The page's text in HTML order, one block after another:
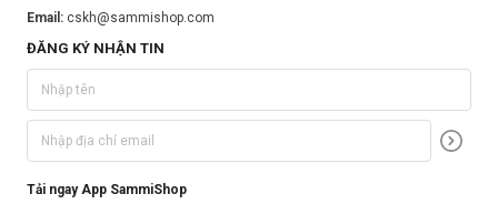
Email: cskh@sammishop.com
ĐĂNG KÝ NHẬN TIN
Tải ngay App SammiShop